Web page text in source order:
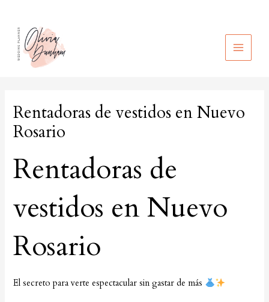
contenido
MAIN
Rentadoras de vestidos en Nuevo
Rosario
Rentadoras de
vestidos en Nuevo
Rosario
El secreto para verte espectacular sin gastar de más